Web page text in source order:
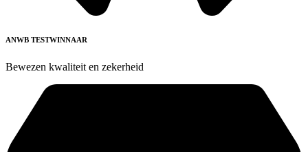
ANWB TESTWINNAAR
Bewezen kwaliteit en zekerheid